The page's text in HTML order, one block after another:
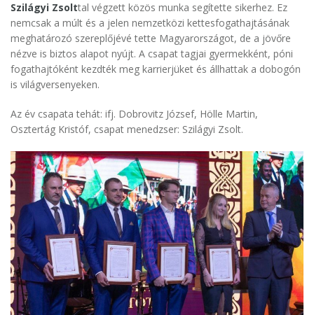
Szilágyi Zsolttal végzett közös munka segítette sikerhez. Ez
nemcsak a múlt és a jelen nemzetközi kettesfogathajtásának
meghatározó szereplőjévé tette Magyarországot, de a jövőre
nézve is biztos alapot nyújt. A csapat tagjai gyermekként, póni
fogathajtóként kezdték meg karrierjüket és állhattak a dobogón
is világversenyeken.
Az év csapata tehát: ifj. Dobrovitz József, Hölle Martin,
Osztertág Kristóf, csapat menedzser: Szilágyi Zsolt.